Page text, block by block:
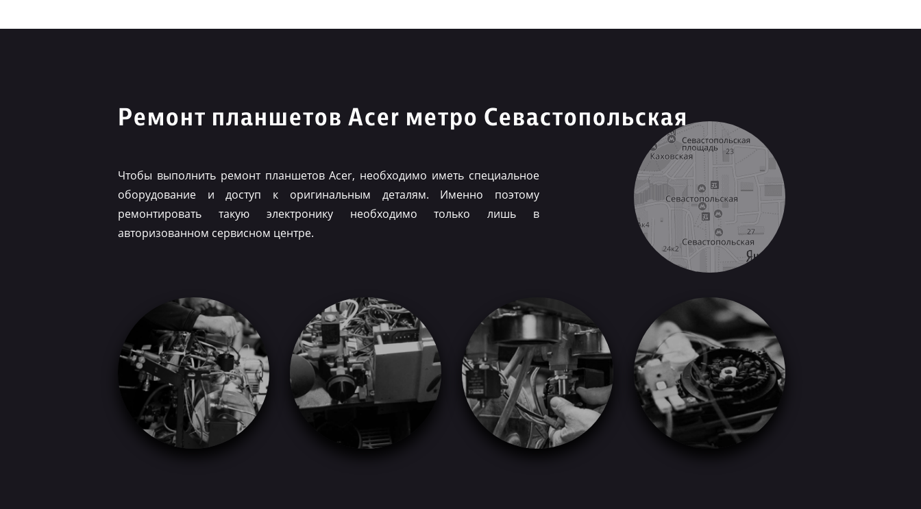
Ремонт планшетов Acer метро Севастопольская
Чтобы выполнить ремонт планшетов Acer, необходимо иметь специальное
оборудование и доступ к оригинальным деталям. Именно поэтому
ремонтировать такую электронику необходимо только лишь в
авторизованном сервисном центре.